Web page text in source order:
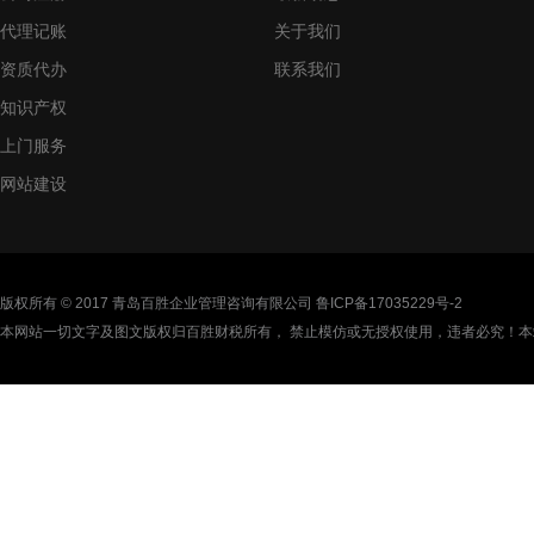
代理记账
资质代办
知识产权
上门服务
网站建设
关于我们
联系我们
版权所有 © 2017 青岛百胜企业管理咨询有限公司 鲁ICP备17035229号-2
本网站一切文字及图文版权归百胜财税所有， 禁止模仿或无授权使用，违者必究！